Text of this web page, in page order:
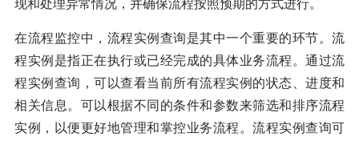
现和处理异常情况，并确保流程按照预期的方式进行。
在流程监控中，流程实例查询是其中一个重要的环节。流
程实例是指正在执行或已经完成的具体业务流程。通过流
程实例查询，可以查看当前所有流程实例的状态、进度和
相关信息。可以根据不同的条件和参数来筛选和排序流程
实例，以便更好地管理和掌控业务流程。流程实例查询可